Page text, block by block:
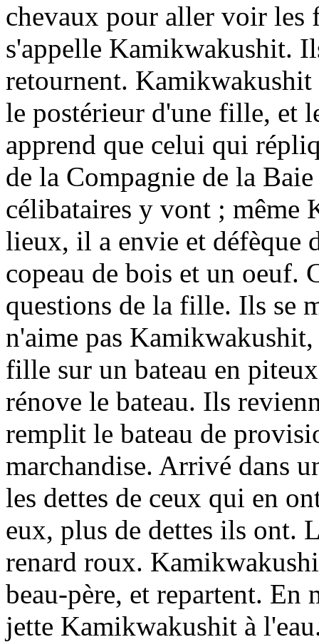
chevaux pour aller voir
s'appelle Kamikwakushit.
retournent.
le postérieur d'une fille, et
apprend que celui qui
de la Compagnie de la
célibataires y vont ; même
lieux, il a envie et défèque
copeau de bois et un oeuf.
questions de la fille. Ils se
n'aime pas
fille sur un bateau en
rénove le bateau. Ils
remplit le bateau de
marchandise. Arrivé dans
les dettes de ceux qui en
eux, plus de dettes ils ont.
renard roux.
beau-père, et repartent. En
jette Kamikwakushit à